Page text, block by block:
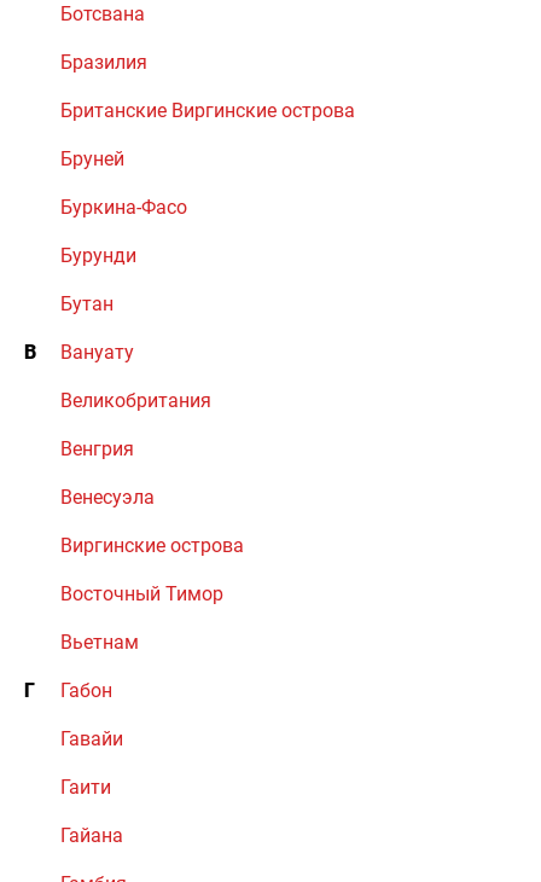
Ботсвана
Бразилия
Британские Виргинские острова
Бруней
Буркина-Фасо
Бурунди
Бутан
В Вануату
Великобритания
Венгрия
Венесуэла
Виргинские острова
Восточный Тимор
Вьетнам
Г Габон
Гавайи
Гаити
Гайана